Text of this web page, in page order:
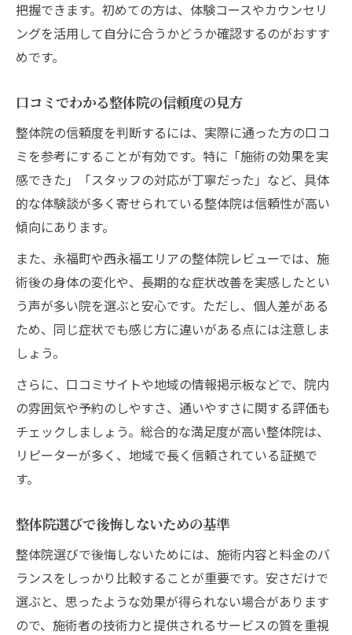
把握できます。初めての方は、体験コースやカウンセリ
ングを活用して自分に合うかどうか確認するのがおすす
めです。
口コミでわかる整体院の信頼度の見方
整体院の信頼度を判断するには、実際に通った方の口コ
ミを参考にすることが有効です。特に「施術の効果を実
感できた」「スタッフの対応が丁寧だった」など、具体
的な体験談が多く寄せられている整体院は信頼性が高い
傾向にあります。
また、永福町や西永福エリアの整体院レビューでは、施
術後の身体の変化や、長期的な症状改善を実感したとい
う声が多い院を選ぶと安心です。ただし、個人差がある
ため、同じ症状でも感じ方に違いがある点には注意しま
しょう。
さらに、口コミサイトや地域の情報掲示板などで、院内
の雰囲気や予約のしやすさ、通いやすさに関する評価も
チェックしましょう。総合的な満足度が高い整体院は、
リピーターが多く、地域で長く信頼されている証拠で
す。
整体院選びで後悔しないための基準
整体院選びで後悔しないためには、施術内容と料金のバ
ランスをしっかり比較することが重要です。安さだけで
選ぶと、思ったような効果が得られない場合があります
ので、施術者の技術力と提供されるサービスの質を重視